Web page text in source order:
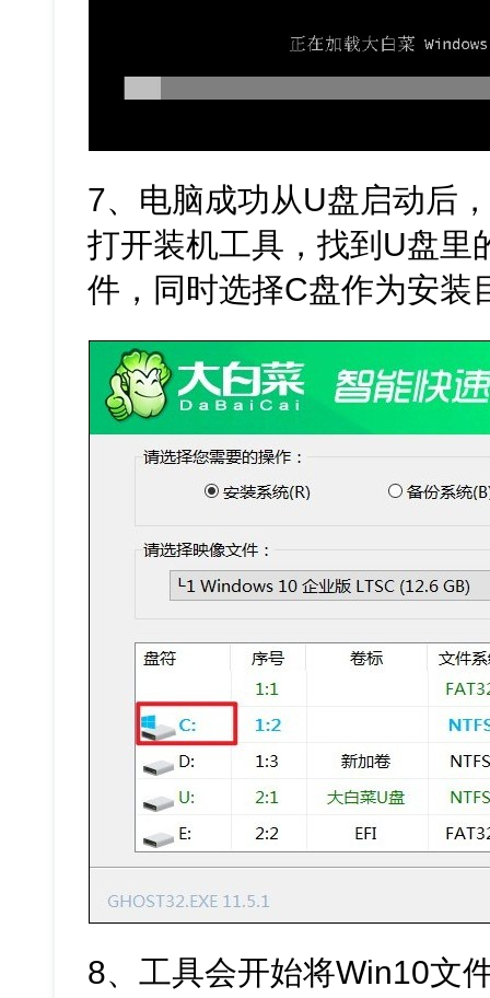
7、电脑成功从U盘启动后
打开装机工具，找到U盘里
件，同时选择C盘作为安装
8、工具会开始将Win10文